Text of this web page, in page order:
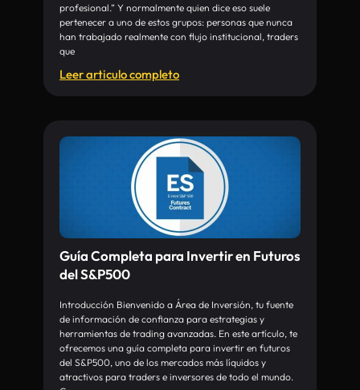
profesional.” Y normalmente quien dice eso suele
pertenecer a uno de estos grupos: personas que nunca
han trabajado realmente con flujo institucional, traders
que
Leer articulo completo
Guía Completa para Invertir en Futuros
del S&P500
Introducción Bienvenido a Área de Inversión, tu fuente
de información de confianza para estrategias y
herramientas de trading avanzadas. En este artículo, te
ofrecemos una guía completa para invertir en futuros
del S&P500, uno de los mercados más líquidos y
atractivos para traders e inversores de todo el mundo.